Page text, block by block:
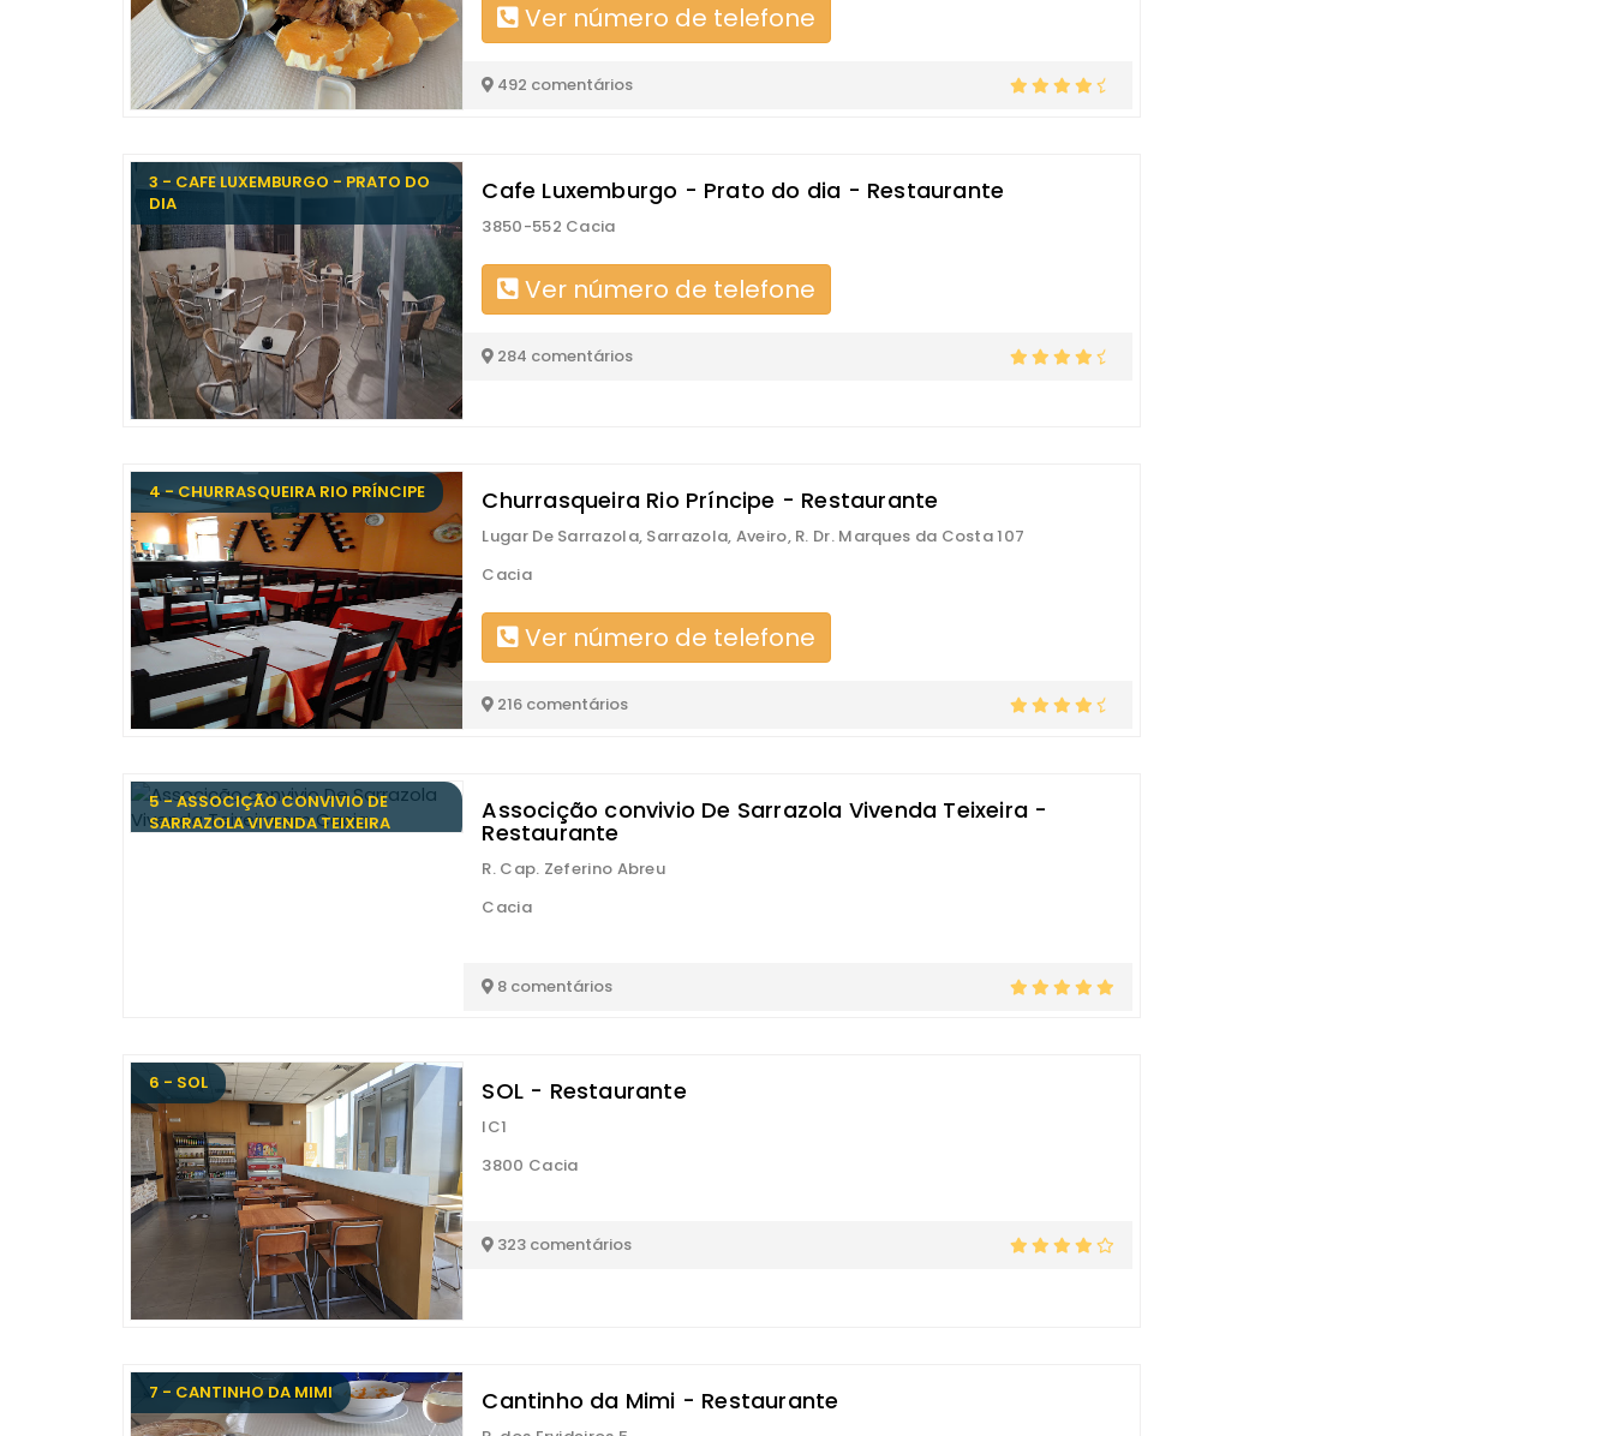
Ver número de telefone
492 comentários
3 - CAFE LUXEMBURGO - PRATO DO
DIA
Cafe Luxemburgo - Prato do dia - Restaurante
3850-552 Cacia
Ver número de telefone
284 comentários
4 - CHURRASQUEIRA RIO PRÍNCIPE Churrasqueira Rio Príncipe - Restaurante
Lugar De Sarrazola, Sarrazola, Aveiro, R. Dr. Marques da Costa 107
Cacia
Ver número de telefone
216 comentários
5 - ASSOCIÇÃO CONVIVIO DE
SARRAZOLA VIVENDA TEIXEIRA
Associção convivio De Sarrazola Vivenda Teixeira -
Restaurante
R. Cap. Zeferino Abreu
Cacia
8 comentários
6 - SOL SOL - Restaurante
IC1
3800 Cacia
323 comentários
7 - CANTINHO DA MIMI Cantinho da Mimi - Restaurante